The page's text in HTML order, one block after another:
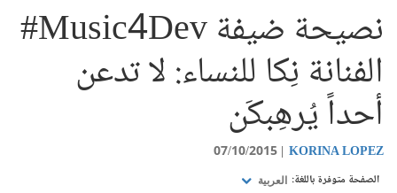
نصيحة ضيفة Music4Dev#
الفنانة نِكا للنساء: لا تدعن
أحداً يُرهِبكَن
KORINA LOPEZ
07/10/2015
الصفحة متوفرة باللغة: العربية